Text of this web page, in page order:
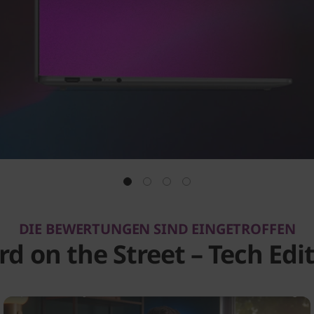
DIE BEWERTUNGEN SIND EINGETROFFEN
on the Street – Tech